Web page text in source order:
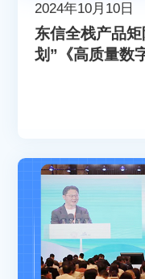
2024年10月10日
东信全栈产品
划”《高质量数